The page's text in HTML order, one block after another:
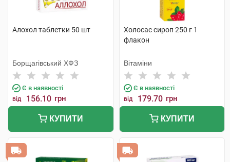
Алохол таблетки 50 шт
Борщагівський ХФЗ
Є в наявності
від 156.10 грн
КУПИТИ
Холосас сироп 250 г 1
флакон
Вітаміни
Є в наявності
від 179.70 грн
КУПИТИ